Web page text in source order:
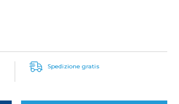
Spedizione gratis